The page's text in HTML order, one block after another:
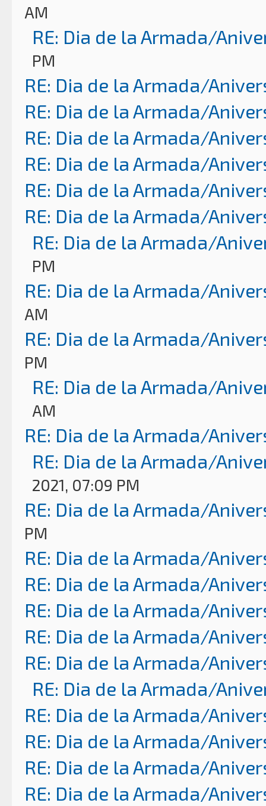
AM
RE: Dia de la Armada/
PM
RE: Dia de la Armada/
RE: Dia de la Armada/
RE: Dia de la Armada/
RE: Dia de la Armada/
RE: Dia de la Armada/
RE: Dia de la Armada/
RE: Dia de la Armada/
PM
RE: Dia de la Armada/
AM
RE: Dia de la Armada/
PM
RE: Dia de la Armada/
AM
RE: Dia de la Armada/
RE: Dia de la Armada/
2021, 07:09 PM
RE: Dia de la Armada/
PM
RE: Dia de la Armada/
RE: Dia de la Armada/
RE: Dia de la Armada/
RE: Dia de la Armada/
RE: Dia de la Armada/
RE: Dia de la Armada/
RE: Dia de la Armada/
RE: Dia de la Armada/
RE: Dia de la Armada/
RE: Dia de la Armada/